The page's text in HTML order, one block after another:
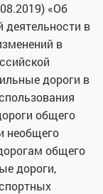
«Об
в
в
дороги в
общего
необщего
общего
дороги,